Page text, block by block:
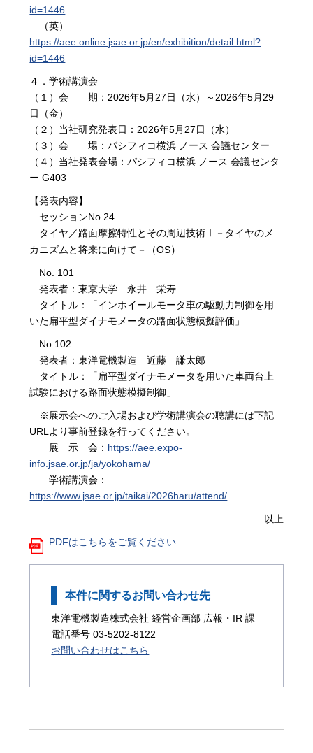
id=1446
（英）
https://aee.online.jsae.or.jp/en/exhibition/detail.html?
id=1446
４．学術講演会
（１）会 期：2026年5月27日（水）～2026年5月29
日（金）
（２）当社研究発表日：2026年5月27日（水）
（３）会 場：パシフィコ横浜 ノース 会議センター
（４）当社発表会場：パシフィコ横浜 ノース 会議センタ
ー G403
【発表内容】
セッションNo.24
タイヤ／路面摩擦特性とその周辺技術Ⅰ－タイヤのメ
カニズムと将来に向けて－（OS）
No. 101
発表者：東京大学 永井 栄寿
タイトル：「インホイールモータ車の駆動力制御を用
いた扁平型ダイナモメータの路面状態模擬評価」
No.102
発表者：東洋電機製造 近藤 謙太郎
タイトル：「扁平型ダイナモメータを用いた車両台上
試験における路面状態模擬制御」
※展示会へのご入場および学術講演会の聴講には下記
URLより事前登録を行ってください。
展 示 会： https://aee.expo-
info.jsae.or.jp/ja/yokohama/
学術講演会：
https://www.jsae.or.jp/taikai/2026haru/attend/
以上
PDFはこちらをご覧ください
本件に関するお問い合わせ先
東洋電機製造株式会社 経営企画部 広報・IR 課
電話番号 03-5202-8122
お問い合わせはこちら